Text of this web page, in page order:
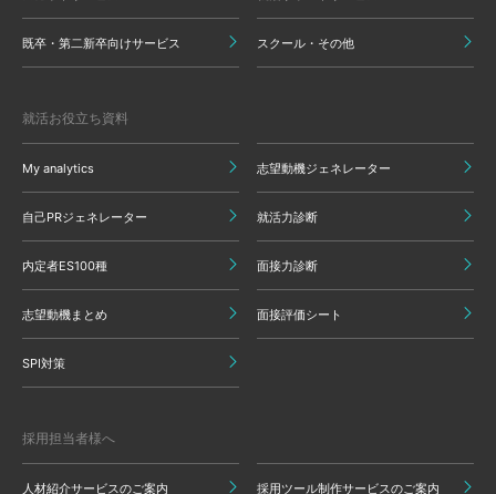
既卒・第二新卒向けサービス スクール・その他
就活お役立ち資料
My analytics 志望動機ジェネレーター
自己PRジェネレーター 就活力診断
内定者ES100種 面接力診断
志望動機まとめ 面接評価シート
SPI対策
採用担当者様へ
人材紹介サービスのご案内 採用ツール制作サービスのご案内